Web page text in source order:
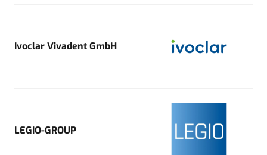
Ivoclar Vivadent GmbH
LEGIO-GROUP